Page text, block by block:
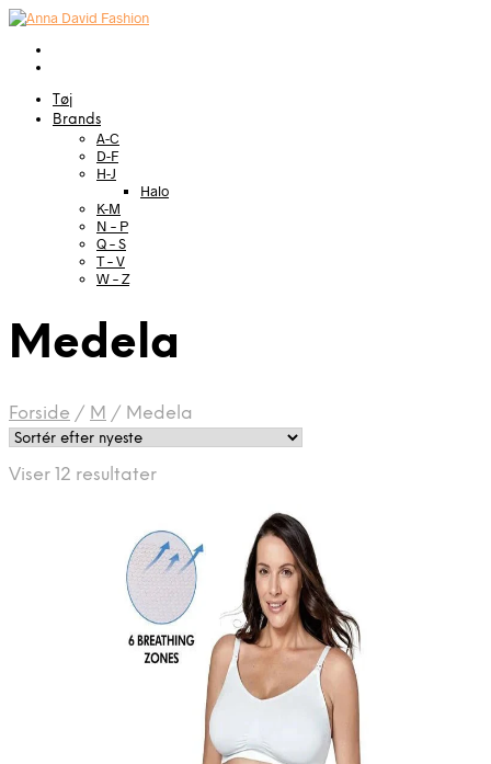
Tøj
Brands
A-C
D-F
H-J
Halo
K-M
N – P
Q – S
T – V
W – Z
Medela
Forside / M / Medela
Viser 12 resultaterSorteret